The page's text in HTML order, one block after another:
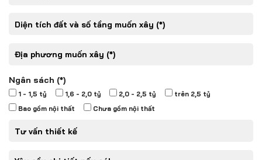
Ngân sách (*)
1 - 1,5 tỷ 1,6 - 2,0 tỷ 2,0 - 2,5 tỷ
trên 2,5 tỷ
Bao gồm nội thất
Chưa gồm nội thất